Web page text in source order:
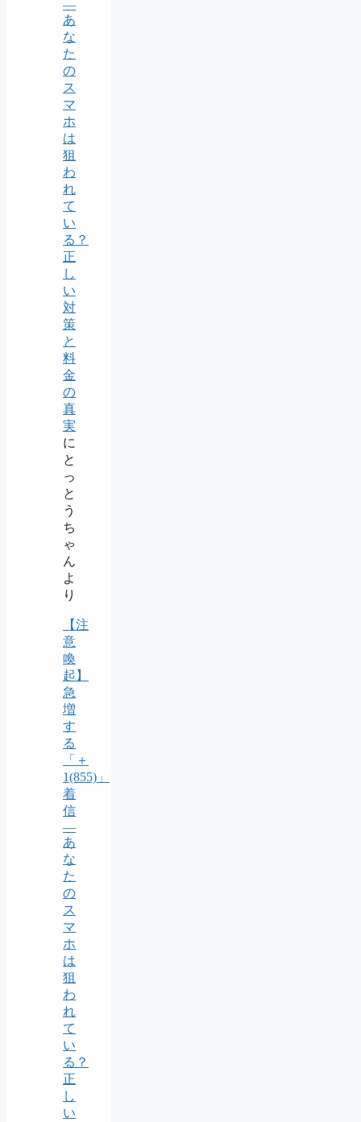
―
あ
な
た
の
ス
マ
ホ
は
狙
わ
れ
て
い
る？
正
し
い
対
策
と
料
金
の
真
実
に
と
っ
と
う
ち
ゃ
ん
よ
り
【注
意
喚
起】
急
増
す
る
「＋
1(855)」
着
信
―
あ
な
た
の
ス
マ
ホ
は
狙
わ
れ
て
い
る？
正
し
い